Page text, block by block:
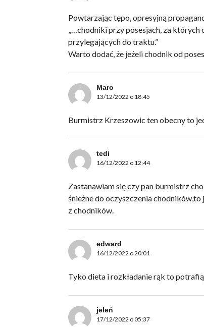
Powtarzając tępo, opresyjną
„…chodniki przy posesjach, za których
przylegających do traktu.”
Warto dodać, że jeżeli chodnik od
Maro
13/12/2022 o 18:45
Burmistrz Krzeszowic ten obecny to
tedi
16/12/2022 o 12:44
Zastanawiam się czy pan burmistrz
śnieżne do oczyszczenia chodników,to
z chodników.
edward
16/12/2022 o 20:01
Tyko dieta i rozkładanie rąk to potrafią
jeleń
17/12/2022 o 05:37